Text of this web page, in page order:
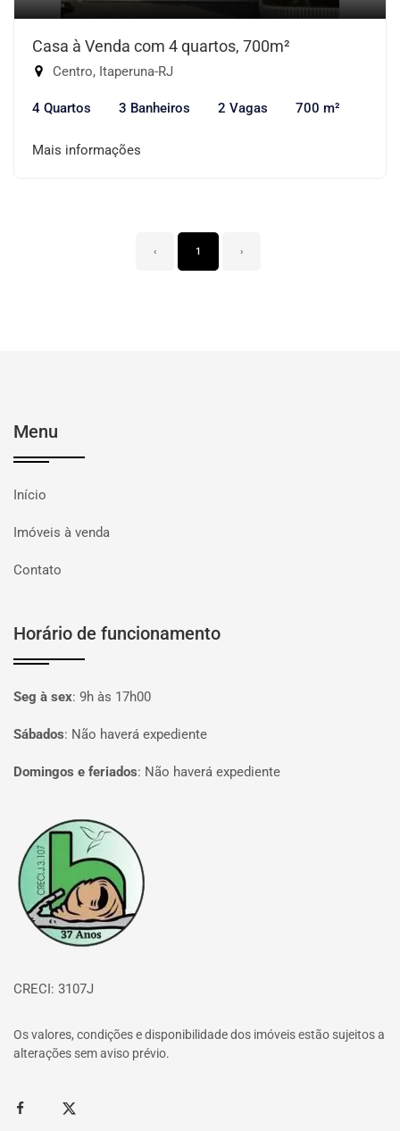
Casa à Venda com 4 quartos, 700m²
Centro, Itaperuna-RJ
4 Quartos 3 Banheiros 2 Vagas 700 m²
Mais informações
‹ 1 ›
Menu
Início
Imóveis à venda
Contato
Horário de funcionamento
Seg à sex: 9h às 17h00
Sábados: Não haverá expediente
Domingos e feriados: Não haverá expediente
Página inicial
CRECI: 3107J
Os valores, condições e disponibilidade dos imóveis estão sujeitos a
alterações sem aviso prévio.
FacebookTwitter